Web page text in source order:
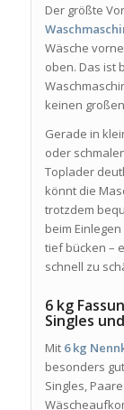
Der größte
Wäsche
oben. Das ist
keinen
Gerade in
oder
Toplader
könnt die
trotzdem
beim
tief bücken –
schnell zu
6 kg
Singles
Mit 6 kg
besonders
Singles,